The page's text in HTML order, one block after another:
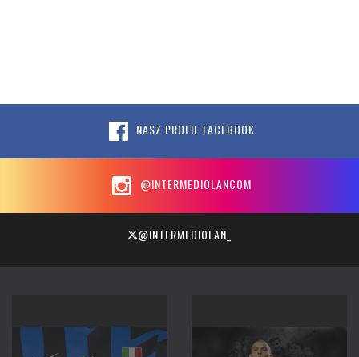
NASZ PROFIL FACEBOOK
@INTERMEDIOLANCOM
@INTERMEDIOLAN_